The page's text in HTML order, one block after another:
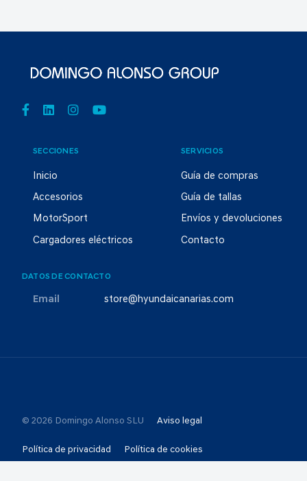
SECCIONES
Inicio
Accesorios
MotorSport
Cargadores eléctricos
SERVICIOS
Guía de compras
Guía de tallas
Envíos y devoluciones
Contacto
DATOS DE CONTACTO
Email store@hyundaicanarias.com
© 2026 Domingo Alonso SLU Aviso legal
Política de privacidad Política de cookies